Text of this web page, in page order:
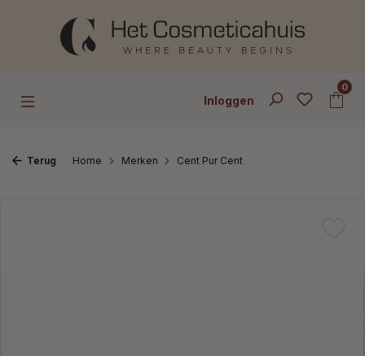
Ga naar de hoofdinhoud
Inloggen
0
Terug Home Merken Cent Pur Cent